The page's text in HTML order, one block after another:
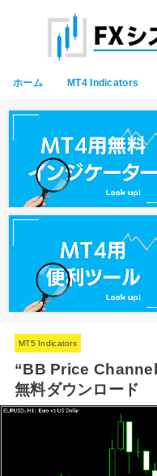
ホーム MT4 Indicators
MT5 Indicators
“BB Price
無料ダウンロード